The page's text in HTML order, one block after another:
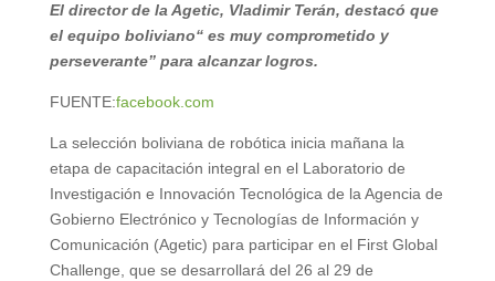
El director de la Agetic, Vladimir Terán, destacó que
el equipo boliviano“ es muy comprometido y
perseverante” para alcanzar logros.
FUENTE:facebook.com
La selección boliviana de robótica inicia mañana la
etapa de capacitación integral en el Laboratorio de
Investigación e Innovación Tecnológica de la Agencia de
Gobierno Electrónico y Tecnologías de Información y
Comunicación (Agetic) para participar en el First Global
Challenge, que se desarrollará del 26 al 29 de